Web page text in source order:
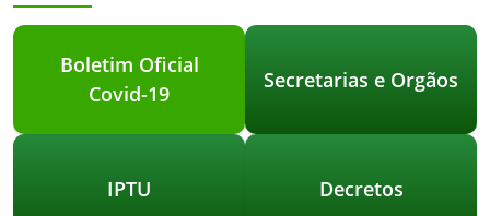
Boletim Oficial
Covid-19
Secretarias e Orgãos
IPTU Decretos